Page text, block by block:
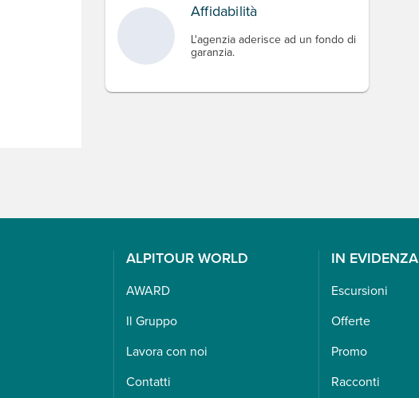
Affidabilità
L'agenzia aderisce ad un fondo di
garanzia.
ALPITOUR WORLD
AWARD
Il Gruppo
Lavora con noi
Contatti
IN EVIDENZA
Escursioni
Offerte
Promo
Racconti